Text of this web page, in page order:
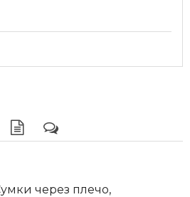
через плечо,